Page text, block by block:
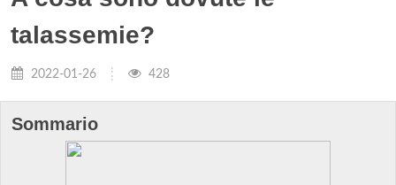
talassemie?
2022-01-26 428
Sommario